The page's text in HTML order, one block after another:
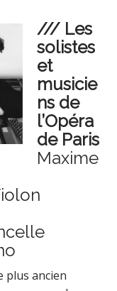
/// Les
solistes
et
musicie
ns de
l’Opéra
de Paris
Maxime
plus ancien